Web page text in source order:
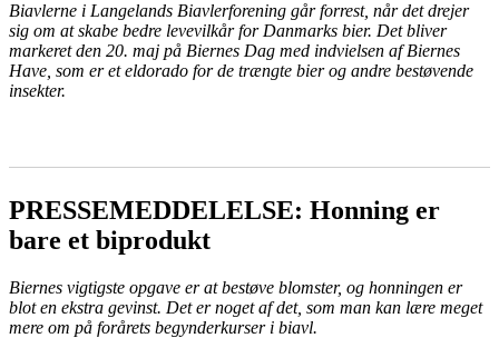
Biavlerne i Langelands Biavlerforening går forrest, når det drejer
sig om at skabe bedre levevilkår for Danmarks bier. Det bliver
markeret den 20. maj på Biernes Dag med indvielsen af Biernes
Have, som er et eldorado for de trængte bier og andre bestøvende
insekter.
PRESSEMEDDELELSE: Honning er
bare et biprodukt
Biernes vigtigste opgave er at bestøve blomster, og honningen er
blot en ekstra gevinst. Det er noget af det, som man kan lære meget
mere om på forårets begynderkurser i biavl.